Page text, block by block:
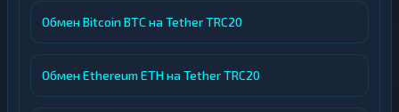
Обмен Bitcoin BTC на Tether TRC20
Обмен Ethereum ETH на Tether TRC20